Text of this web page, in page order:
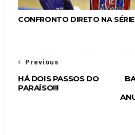
CONFRONTO DIRETO NA
Previous
HÁ DOIS PASSOS DO
PARAÍSO!!!